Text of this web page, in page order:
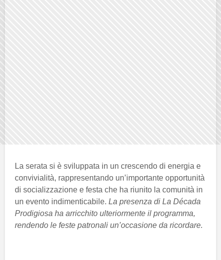
La serata si è sviluppata in un crescendo di energia e
convivialità, rappresentando un’importante opportunità
di socializzazione e festa che ha riunito la comunità in
un evento indimenticabile. La presenza di La Década
Prodigiosa ha arricchito ulteriormente il programma,
rendendo le feste patronali un’occasione da ricordare.